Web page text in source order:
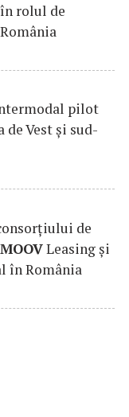
rolul de
pilot
Vest și sud-
de
MOOVLeasing și
în România